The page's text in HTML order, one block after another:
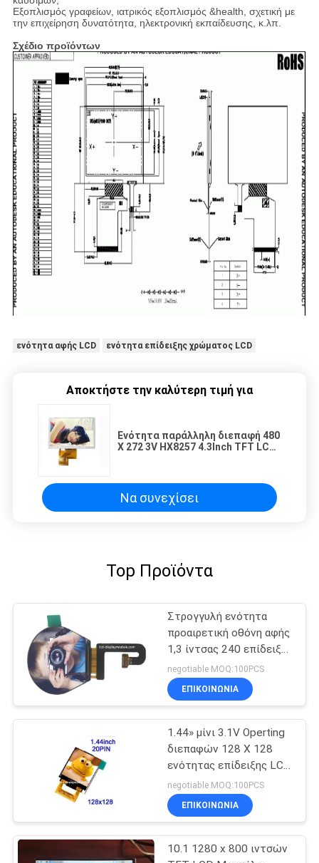
Εξοπλισμός γραφείων, ιατρικός εξοπλισμός &health, σχετική με
την επιχείρηση δυνατότητα, ηλεκτρονική εκπαίδευσης, κ.λπ.
Σχέδιο προϊόντων
ενότητα αφής LCD ενότητα επίδειξης χρώματος LCD
Αποκτήστε την καλύτερη τιμή για
Ενότητα παράλληλη διεπαφή 480
X 272 3V HX8257 4.3Inch TFT LCD
Να συνεχίσει
Top Προϊόντα
Στρογγυλή ενότητα
προαιρετική οθόνη αφής
1,3 ίντσας 240 επίδειξης
ΔΙΕΘΝΏΝ
ΕΙΔΗΣΕΟΓΡΑΦΙΚΏΝ
ΠΡΑΚΤΟΡΕΊΩΝ SPI TFT
negotiable MOQ:100PCS
ΕΠΙΚΟΙΝΩΝΊΑ
1.44» μίνι 3.1V Operting
διεπαφών 128 X 128
ενότητας επίδειξης LCD
RGB παράλληλων
negotiable MOQ:100PCS
ΕΠΙΚΟΙΝΩΝΊΑ
10.1 1280 x 800 ιντσών